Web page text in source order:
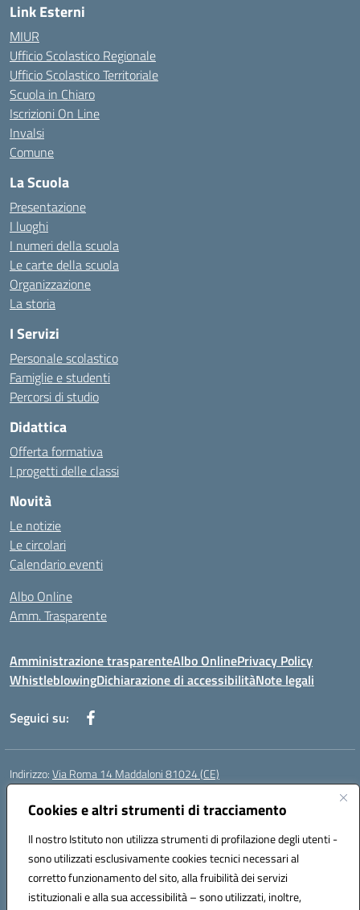
Cookies e altri strumenti di tracciamento
Il nostro Istituto non utilizza strumenti di profilazione degli utenti -
sono utilizzati esclusivamente cookies tecnici necessari al
corretto funzionamento del sito, alla fruibilità dei servizi
istituzionali e alla sua accessibilità – sono utilizzati, inoltre,
Link Esterni
MIUR
Ufficio Scolastico Regionale
Ufficio Scolastico Territoriale
Scuola in Chiaro
Iscrizioni On Line
Invalsi
Comune
La Scuola
Presentazione
I luoghi
I numeri della scuola
Le carte della scuola
Organizzazione
La storia
I Servizi
Personale scolastico
Famiglie e studenti
Percorsi di studio
Didattica
Offerta formativa
I progetti delle classi
Novità
Le notizie
Le circolari
Calendario eventi
Albo Online
Amm. Trasparente
Amministrazione trasparenteAlbo OnlinePrivacy Policy
WhistleblowingDichiarazione di accessibilitàNote legali
Seguici su:
Indirizzo:Via Roma 14 Maddaloni 81024 (CE)
Centralino:
Posta elettronica certificata (PEC):ceic8an00r@pec.istruzione.it
Codice fiscale: 80006190617
Codice meccanografico:CEIC8AN00R
Codice Indice delle Pubbliche Amministrazioni (IPA): icmvce
Codice unico di fatturazione (CUF): UFORSV